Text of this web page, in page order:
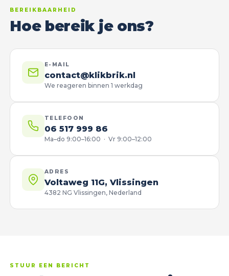
BEREIKBAARHEID
Hoe bereik je ons?
E-MAIL
contact@klikbrik.nl
We reageren binnen 1 werkdag
TELEFOON
06 517 999 86
Ma–do 9:00–16:00 · Vr 9:00–12:00
ADRES
Voltaweg 11G, Vlissingen
4382 NG Vlissingen, Nederland
STUUR EEN BERICHT